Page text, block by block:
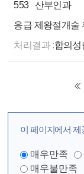
553
산부인과
처리결과 :합의성
이 페이지에서 제
매우만족
매우불만족